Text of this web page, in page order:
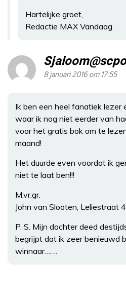
Hartelijke groet,
Redactie MAX Vandaag
8 januari 2016 om 17:55
Ik ben een heel fanatiek
waar ik nog niet eerder van
voor het gratis bok om te
maand!
Het duurde even voordat ik
niet te laat ben!!!
M.vr.gr.
John van Slooten, Leliestraat
P. S. Mijn dochter deed
begrijpt dat ik zeer benieuwd
winnaar…….